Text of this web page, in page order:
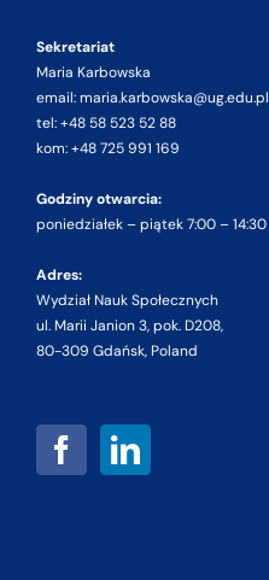
Sekretariat
Maria Karbowska
email: maria.karbowska@ug.edu.pl
tel: +48 58 523 52 88
kom: +48 725 991 169
Godziny otwarcia:
poniedziałek – piątek 7:00 – 14:30
Adres:
Wydział Nauk Społecznych
ul. Marii Janion 3, pok. D208,
80-309 Gdańsk, Poland